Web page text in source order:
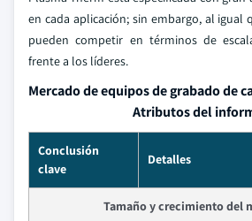
en cada aplicación; sin embargo, al igual
pueden competir en términos de
frente a los líderes.
Mercado de equipos de grabado de
Atributos del
Conclusión
clave
Detalles
Tamaño y crecimiento del